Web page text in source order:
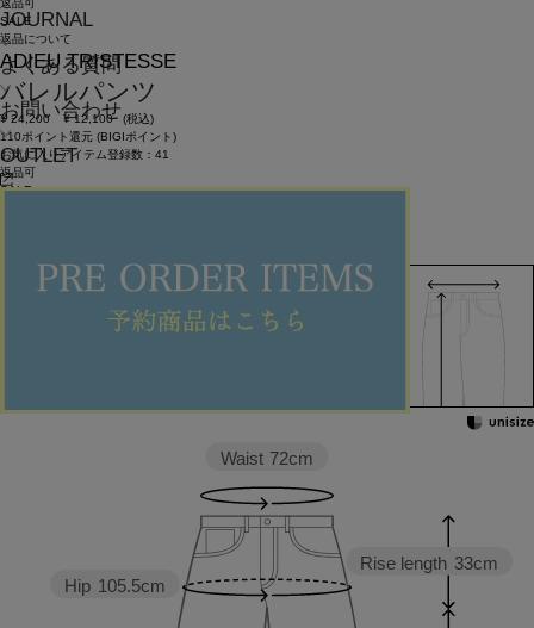
JOURNAL
よくある質問
お問い合わせ
OUTLET
返品可
SALE
返品について
ADIEU TRISTESSE
バレルパンツ
¥ 24,200 ¥ 12,100
(税込)
110ポイント還元 (BIGIポイント)
お気に入りアイテム登録数： 41
返品可
SALE
158cm 51kgRecommended
38
Rise length 33cm
Hip 105.5cm
Waist 72cm